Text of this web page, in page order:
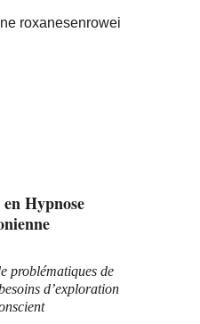
Hypnose
problématiques de
d’exploration